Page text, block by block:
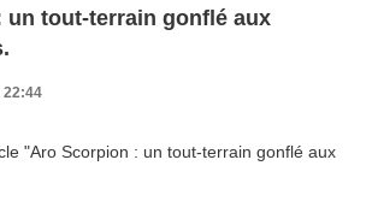
un tout-terrain gonflé aux
22:44